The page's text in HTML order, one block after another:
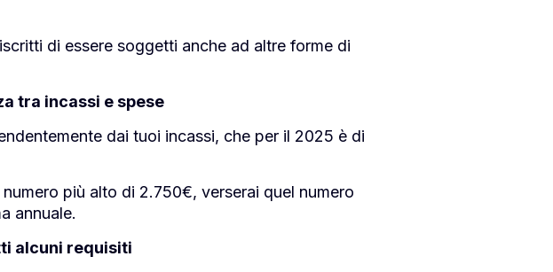
di essere soggetti anche ad altre forme di
tra incassi e spese
dai tuoi incassi, che per il 2025 è di
più alto di 2.750€, verserai quel numero
annuale.
alcuni requisiti